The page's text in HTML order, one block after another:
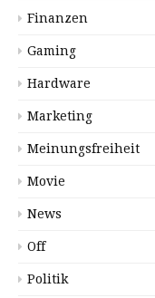
Finanzen
Gaming
Hardware
Marketing
Meinungsfreiheit
Movie
News
Off
Politik